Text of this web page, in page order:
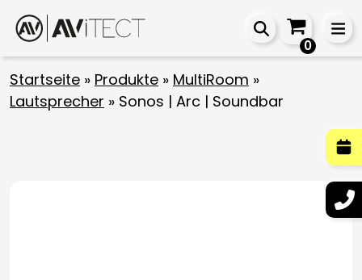
0
Startseite » Produkte » MultiRoom »
Lautsprecher » Sonos | Arc | Soundbar